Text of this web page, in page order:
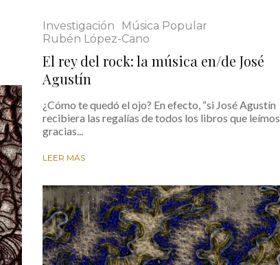
Investigación
Música Popular
Rubén López-Cano
El rey del rock: la música en/de José
Agustín
¿Cómo te quedó el ojo? En efecto, “si José Agustín
recibiera las regalías de todos los libros que leímos
gracias...
LEER MÁS